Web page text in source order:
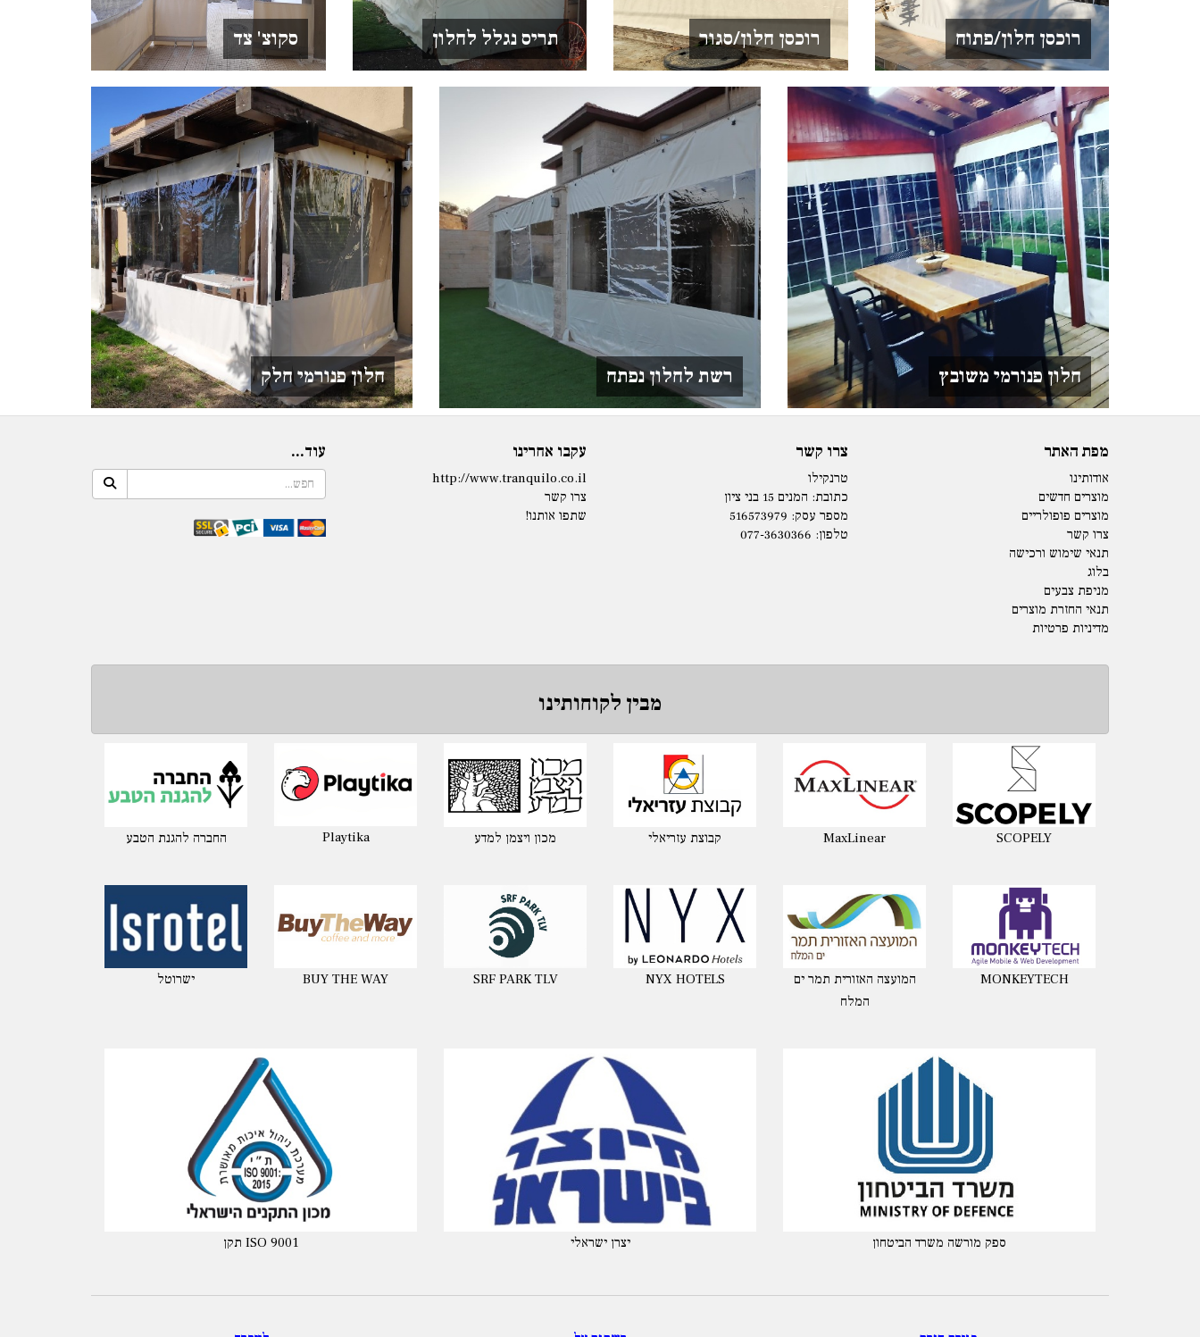
רוכסן חלון/פתוח רוכסן חלון/סגור תריס נגלל לחלון סקוצ' צד
חלון פנורמי משובץ רשת לחלון נפתח חלון פנורמי חלק
מפת האתר
אודותינו
מוצרים חדשים
מוצרים פופולריים
צרו קשר
תנאי שימוש ורכישה
בלוג
מניפת צבעים
תנאי החזרת מוצרים
מדיניות פרטיות
צרו קשר
טרנקילו
כתובת: המנים 15 בני ציון
מספר עסק: 516573979
טלפון: 077-3630366
עקבו אחרינו
http://www.tranquilo.co.il
צרו קשר
שתפו אותנו!
עוד...
מבין לקוחותינו
החברה להגנת הטבע Playtika מכון ויצמן למדע קבוצת עזריאלי MaxLinear SCOPELY
ישרוטל BUY THE WAY SRF PARK TLV NYX HOTELS
המועצה האזורית תמר ים
המלח
MONKEYTECH
תקן ISO 9001 יצרן ישראלי ספק מורשה משרד הביטחון